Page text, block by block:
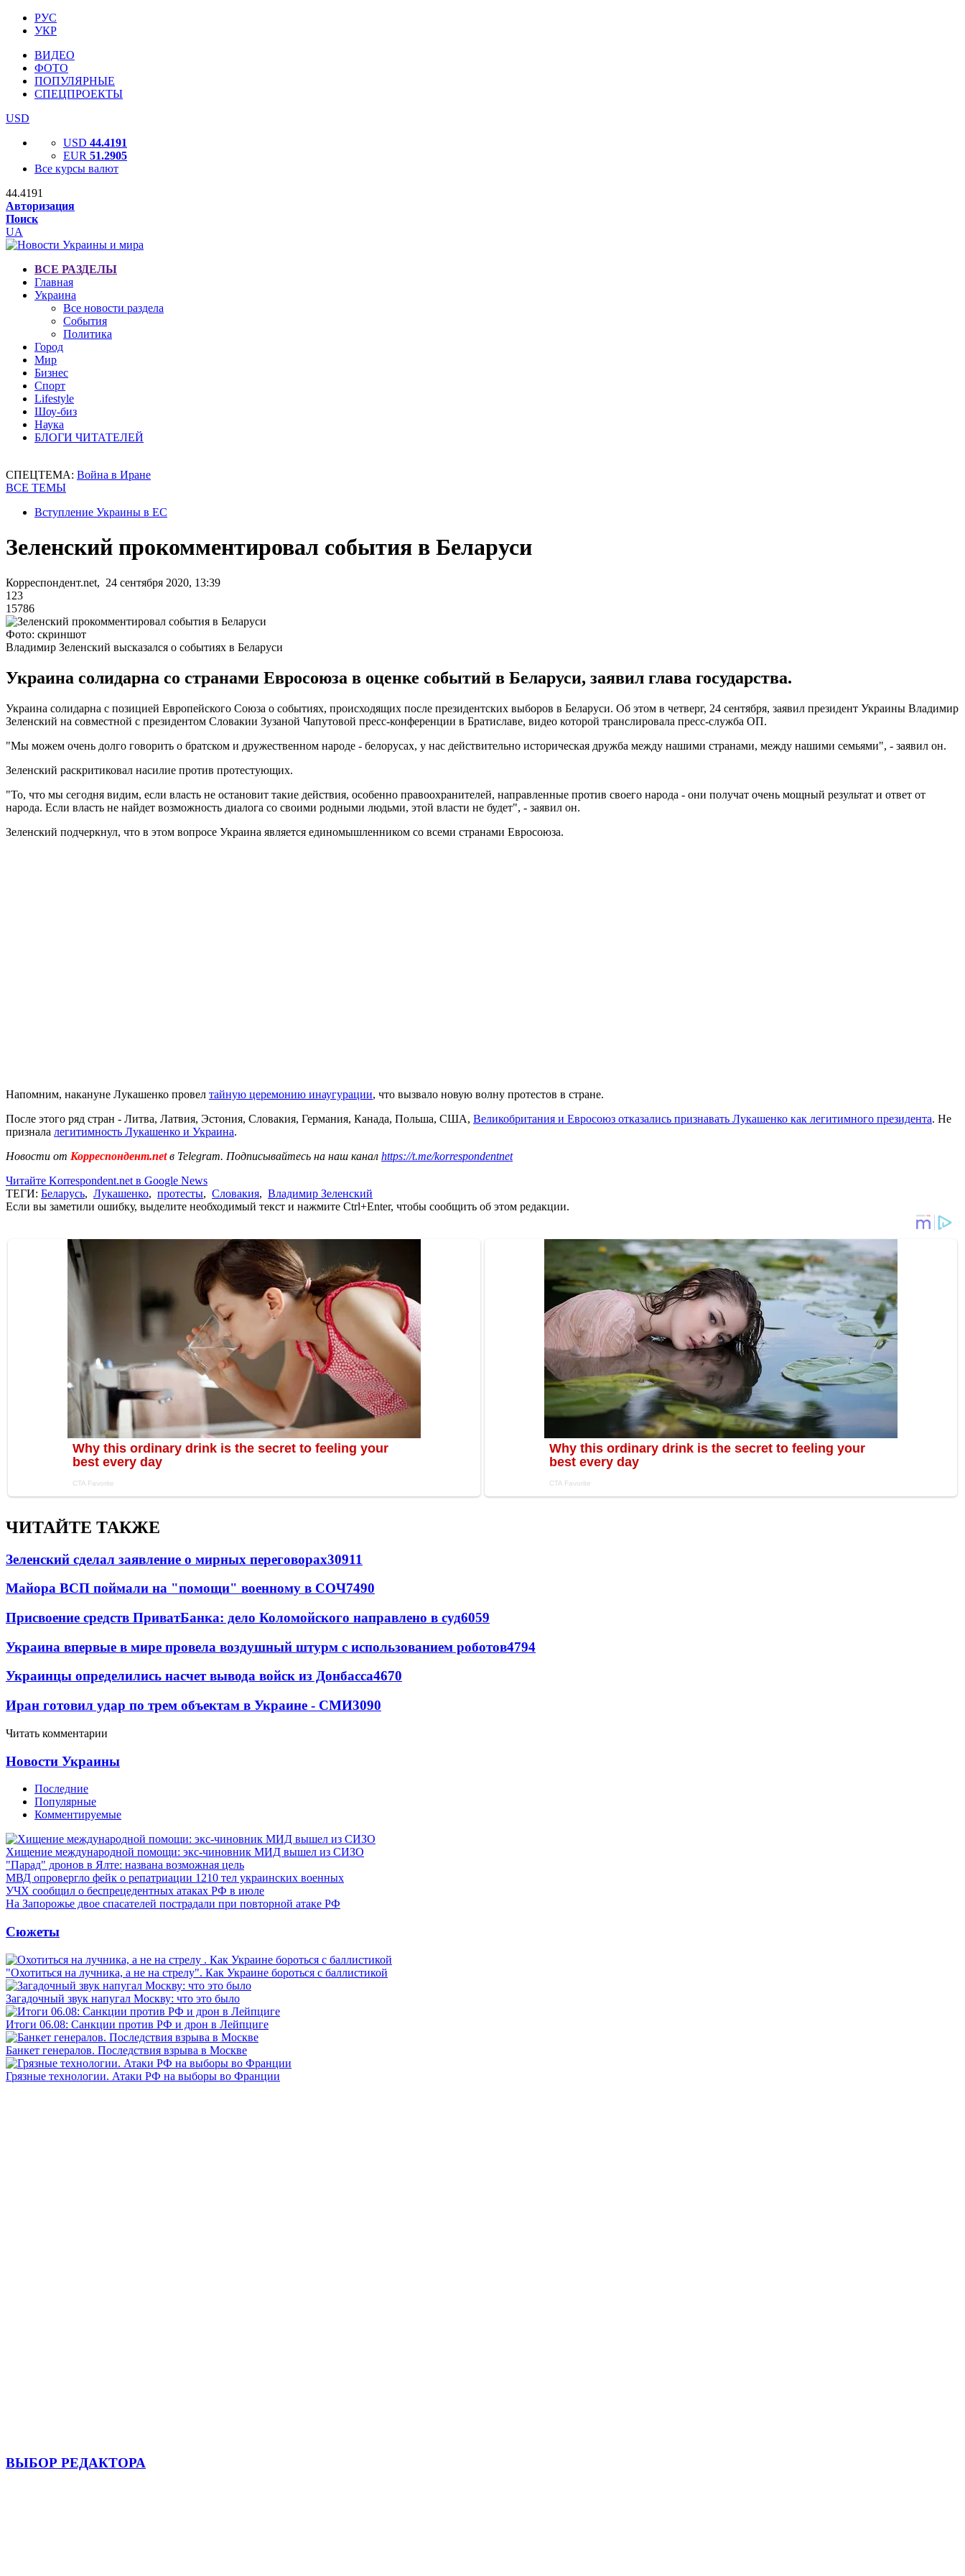
РУС
УКР
ВИДЕО
ФОТО
ПОПУЛЯРНЫЕ
СПЕЦПРОЕКТЫ
USD
USD 44.4191
EUR 51.2905
Все курсы валют
44.4191
Авторизация
Поиск
UA
ВСЕ РАЗДЕЛЫ
Главная
Украина
Все новости раздела
События
Политика
Город
Мир
Бизнес
Спорт
Lifestyle
Шоу-биз
Наука
БЛОГИ ЧИТАТЕЛЕЙ
СПЕЦТЕМА: Война в Иране
ВСЕ ТЕМЫ
Вступление Украины в ЕС
Зеленский прокомментировал события в Беларуси
Корреспондент.net, 24 сентября 2020, 13:39
123
15786
Фото: скриншот
Владимир Зеленский высказался о событиях в Беларуси
Украина солидарна со странами Евросоюза в оценке событий в Беларуси, заявил глава государства.
Украина солидарна с позицией Европейского Союза о событиях, происходящих после президентских выборов в Беларуси. Об этом в четверг, 24 сентября, заявил президент Украины Владимир
Зеленский на совместной с президентом Словакии Зузаной Чапутовой пресс-конференции в Братиславе, видео которой транслировала пресс-служба ОП.
"Мы можем очень долго говорить о братском и дружественном народе - белорусах, у нас действительно историческая дружба между нашими странами, между нашими семьями", - заявил он.
Зеленский раскритиковал насилие против протестующих.
"То, что мы сегодня видим, если власть не остановит такие действия, особенно правоохранителей, направленные против своего народа - они получат очень мощный результат и ответ от
народа. Если власть не найдет возможность диалога со своими родными людьми, этой власти не будет", - заявил он.
Зеленский подчеркнул, что в этом вопросе Украина является единомышленником со всеми странами Евросоюза.
Напомним, накануне Лукашенко провел тайную церемонию инаугурации, что вызвало новую волну протестов в стране.
После этого ряд стран - Литва, Латвия, Эстония, Словакия, Германия, Канада, Польша, США, Великобритания и Евросоюз отказались признавать Лукашенко как легитимного президента. Не
признала легитимность Лукашенко и Украина.
Новости от Корреспондент.netв Telegram. Подписывайтесь на наш канал https://t.me/korrespondentnet
Читайте Korrespondent.net в Google News
ТЕГИ: Беларусь, Лукашенко, протесты, Словакия, Владимир Зеленский
Если вы заметили ошибку, выделите необходимый текст и нажмите Ctrl+Enter, чтобы сообщить об этом редакции.
ЧИТАЙТЕ ТАКЖЕ
Зеленский сделал заявление о мирных переговорах30911
Майора ВСП поймали на "помощи" военному в СОЧ7490
Присвоение средств ПриватБанка: дело Коломойского направлено в суд6059
Украина впервые в мире провела воздушный штурм с использованием роботов4794
Украинцы определились насчет вывода войск из Донбасса4670
Иран готовил удар по трем объектам в Украине - СМИ3090
Читать комментарии
Новости Украины
Последние
Популярные
Комментируемые
Хищение международной помощи: экс-чиновник МИД вышел из СИЗО
"Парад" дронов в Ялте: названа возможная цель
МВД опровергло фейк о репатриации 1210 тел украинских военных
УЧХ сообщил о беспрецедентных атаках РФ в июле
На Запорожье двое спасателей пострадали при повторной атаке РФ
Сюжеты
"Охотиться на лучника, а не на стрелу". Как Украине бороться с баллистикой
Загадочный звук напугал Москву: что это было
Итоги 06.08: Санкции против РФ и дрон в Лейпциге
Банкет генералов. Последствия взрыва в Москве
Грязные технологии. Атаки РФ на выборы во Франции
ВЫБОР РЕДАКТОРА